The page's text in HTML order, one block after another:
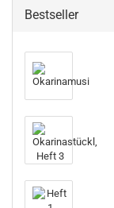
Bestseller